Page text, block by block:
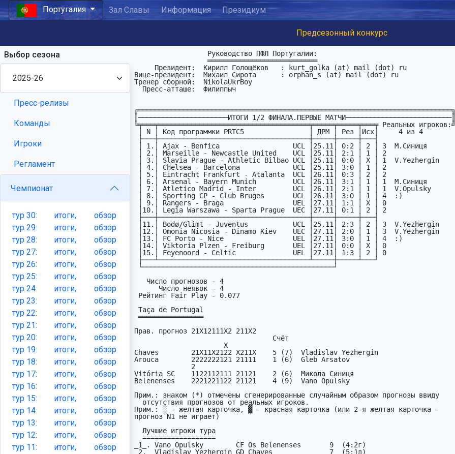
Португалия Зал Славы Информация Президиум
Предсезонный конкурс
Выбор сезона
Пресс-релизы
Команды
Игроки
Регламент
Чемпионат
тур 30: итоги,
обзор
тур 29: итоги,
обзор
тур 28: итоги,
обзор
тур 27: итоги,
обзор
тур 26: итоги,
обзор
тур 25: итоги,
обзор
тур 24: итоги,
обзор
тур 23: итоги,
обзор
тур 22: итоги,
обзор
тур 21: итоги,
обзор
тур 20: итоги,
обзор
тур 19: итоги,
обзор
тур 18: итоги,
обзор
тур 17: итоги,
обзор
тур 16: итоги,
обзор
тур 15: итоги,
обзор
тур 14: итоги,
обзор
тур 13: итоги,
обзор
тур 12: итоги,
обзор
тур 11: итоги,
обзор
                  ═══════════════════════════
Вице-президент:  Михаил Сирота      : orphan_s (at) mail (dot) ru
Тренер сборной:  NikolaUkrBoy
╔═════════════════════════════════════════════════════════════════════════════╗
║──────────────────────ИТОГИ 1/2 ФИНАЛА.ПЕРВЫЕ МАТЧИ──────────────────────────║
╚╤═══╤═════════════════════════════════════╤═════╤═════╤═══╤ Реальных игроков:╝
════════════════
Прав. прогноз 21X12111X2 211X2
Chaves        21X11X2122 X211X    5 (7)  Vladislav Yezhergin
Arouca        2222222121 21111    1 (6)  Gleb Arsatov
Vitória SC    1122112111 21121    2 (6)  Микола Синиця
Belenenses    2221221122 21121    4 (9)  Vano Opulsky
Прим.: знаком (*) отмечены сгенерированные случайным образом прогнозы ввиду
Прим.: ░ - желтая карточка, ▓ - красная карточка (или 2-я желтая карточка -
прогноз N1 не играет)
_1_. Vano Opulsky        CF Os Belenenses       9  (4:2г)